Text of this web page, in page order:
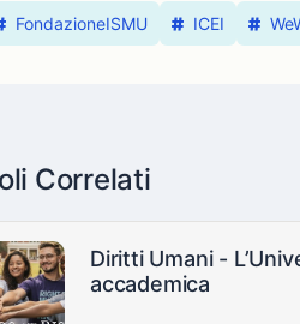
FondazioneISMU ICEI
Correlati
Diritti Umani -
accademica